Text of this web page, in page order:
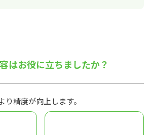
はお役に立ちましたか？
り精度が向上します。